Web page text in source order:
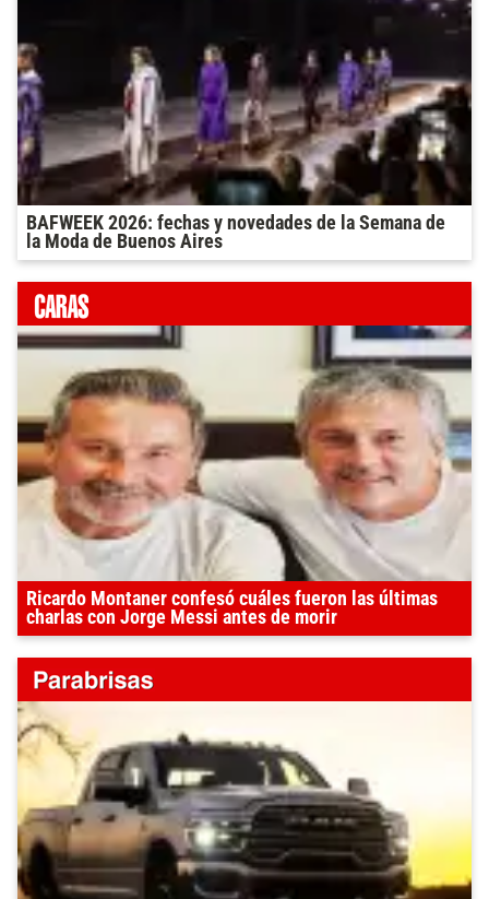
BAFWEEK 2026: fechas y novedades de la Semana de
la Moda de Buenos Aires
Ricardo Montaner confesó cuáles fueron las últimas
charlas con Jorge Messi antes de morir